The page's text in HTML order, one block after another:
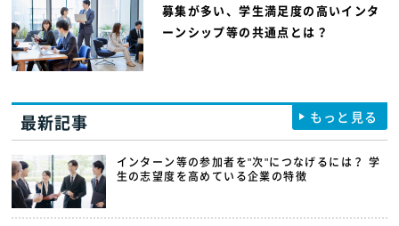
募集が多い、学生満足度の高いインタ
ーンシップ等の共通点とは？
最新記事
インターン等の参加者を"次"につなげるには？ 学
生の志望度を高めている企業の特徴
もっと見る